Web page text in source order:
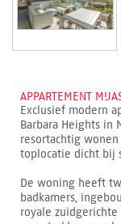
APPARTEMENT
Exclusief modern
Barbara Heights in
resortachtig
toplocatie dicht bij
De woning heeft
badkamers,
royale